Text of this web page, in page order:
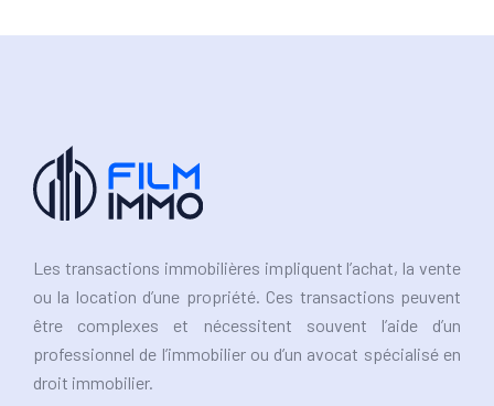
Les transactions immobilières impliquent l’achat, la vente
ou la location d’une propriété. Ces transactions peuvent
être complexes et nécessitent souvent l’aide d’un
professionnel de l’immobilier ou d’un avocat spécialisé en
droit immobilier.